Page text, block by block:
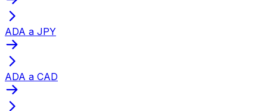
ADA a JPY
ADA a CAD